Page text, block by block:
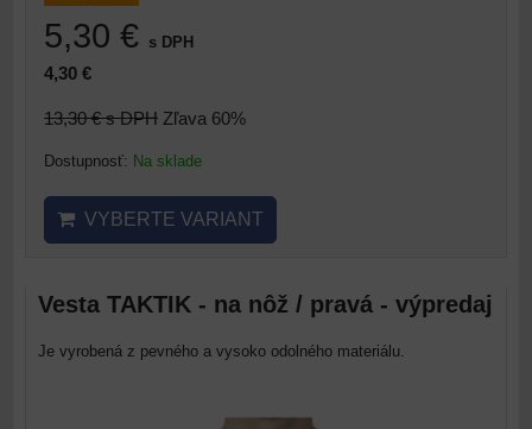
5,30 € s DPH
4,30 €
13,30 €s DPH Zľava 60%
Dostupnosť: Na sklade
VYBERTE VARIANT
Vesta TAKTIK - na nôž / pravá - výpredaj
Je vyrobená z pevného a vysoko odolného materiálu.